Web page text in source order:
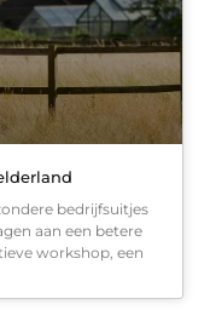
bedrijfsuitjes
aan een betere
workshop, een